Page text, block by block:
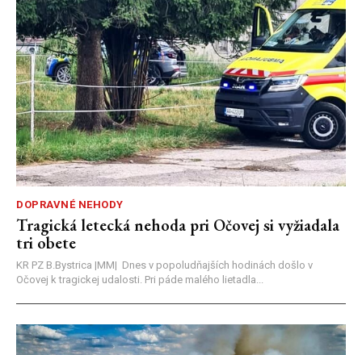
DOPRAVNÉ NEHODY
Tragická letecká nehoda pri Očovej si vyžiadala
tri obete
KR PZ B.Bystrica |MM| Dnes v popoludňajších hodinách došlo v
Očovej k tragickej udalosti. Pri páde malého lietadla...